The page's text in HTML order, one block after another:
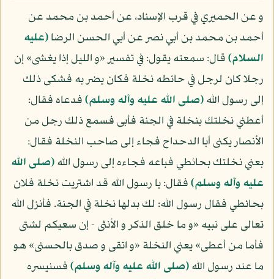
و عن الحميري في قرب الإسناد، عن أحمد بن محمد عن
أحمد بن محمد بن أبي نصر عن أبي الحسن الرضا(عليه
السلام)قال: سمعته يقول: في تفسير «و الليل إذا يغشى» إن
رجلا كان لرجل في حائطه نخلة فكان يضر به فشكى ذلك
إلى رسول الله(صلى الله عليه وآله وسلم)فدعاه فقال:
أعطني نخلتك بنخلة في الجنة فأبى فسمع ذلك رجل من
الأنصار يكنى أبا الدحداح فجاء إلى صاحب النخلة فقال:
بعني نخلتك بحائطي فباعه فجاءه إلى رسول الله(صلى الله
عليه وآله وسلم)فقال: يا رسول الله قد اشتريت نخلة فلان
بحائطي فقال رسول الله: لك بدلها نخلة في الجنة. فأنزل الله
تعالى على نبيه «و ما خلق الذكر و الأنثى - إن سعيكم لشتى
فأما من أعطى» يعني النخلة «و اتقى و صدق بالحسنى» هو
ما عند رسول الله(صلى الله عليه وآله وسلم)فسنيسره